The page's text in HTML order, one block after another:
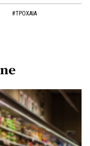
#ΤΡΟΧΑΙΑ